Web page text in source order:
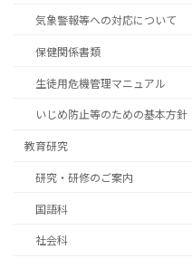
気象警報等への対応について
保健関係書類
生徒用危機管理マニュアル
いじめ防止等のための基本方針
教育研究
研究・研修のご案内
国語科
社会科